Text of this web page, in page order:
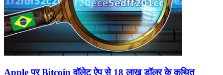
Apple पर Bitcoin वॉलेट ऐप से 18 लाख डॉलर के कथित